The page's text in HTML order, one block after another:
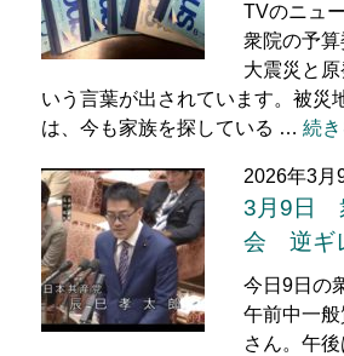
TVのニュ
衆院の予
大震災と
いう言葉が出されています。被災
は、今も家族を探している … 続
2026年3月
3月9日
会 逆ギ
今日9日の
午前中一
さん。午